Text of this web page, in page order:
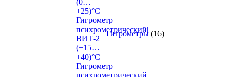
Гигрометры 16